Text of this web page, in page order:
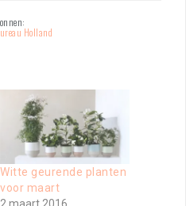
Holland
Witte geurende planten
voor maart
2 maart 2016